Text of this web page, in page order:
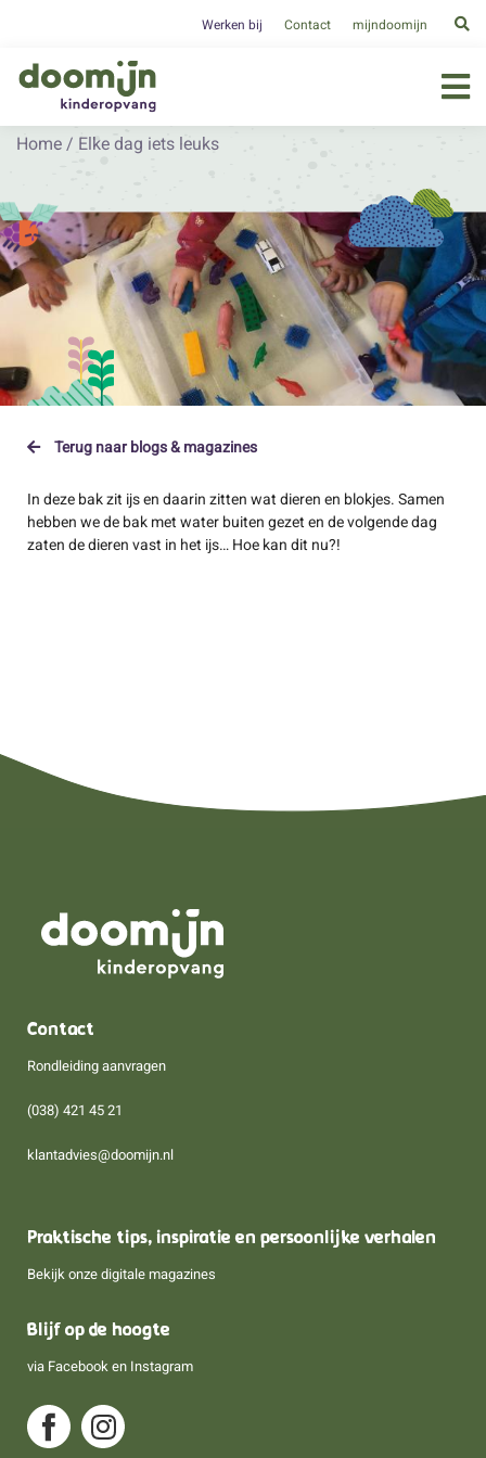
Werken bij Contact mijndoomijn
Home / Elke dag iets leuks
Terug naar blogs & magazines
In deze bak zit ijs en daarin zitten wat dieren en blokjes. Samen
hebben we de bak met water buiten gezet en de volgende dag
zaten de dieren vast in het ijs… Hoe kan dit nu?!
Contact
Rondleiding aanvragen
(038) 421 45 21
klantadvies@doomijn.nl
Praktische tips, inspiratie en persoonlijke verhalen
Bekijk onze digitale magazines
Blijf op de hoogte
via Facebook en Instagram